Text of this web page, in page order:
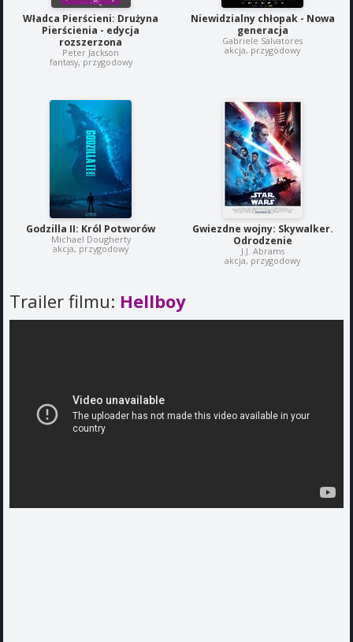
Władca Pierścieni: Drużyna
Pierścienia - edycja
rozszerzona
Peter Jackson
fantasy, przygodowy
Niewidzialny chłopak - Nowa
generacja
Gabriele Salvatores
akcja, przygodowy
Godzilla II: Król Potworów
Michael Dougherty
akcja, przygodowy
Gwiezdne wojny: Skywalker.
Odrodzenie
J.J. Abrams
akcja, przygodowy
Trailer filmu: Hellboy